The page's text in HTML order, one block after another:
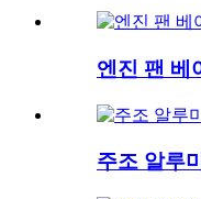
엔진 팬 베
주조 알루